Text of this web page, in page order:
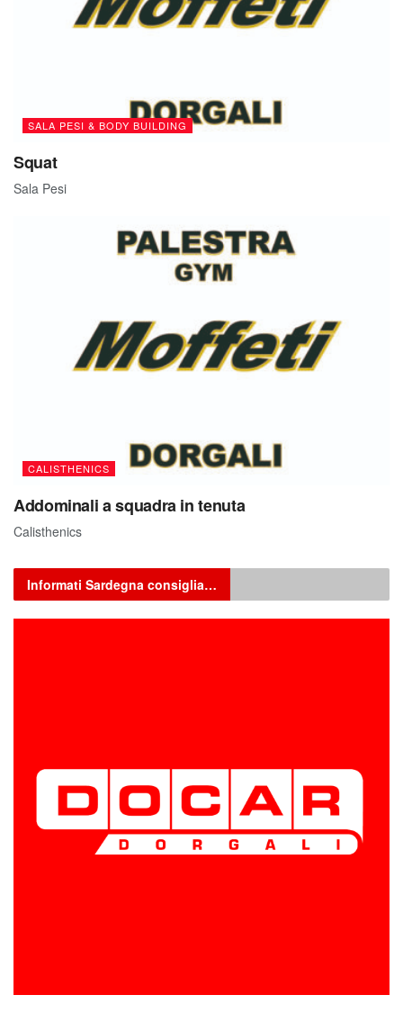
SALA PESI & BODY BUILDING
Squat
Sala Pesi
CALISTHENICS
Addominali a squadra in tenuta
Calisthenics
Informati Sardegna consiglia…